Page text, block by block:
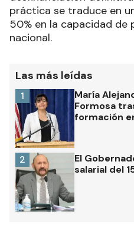
práctica se traduce en
50% en la capacidad de
nacional.
Las más leídas
María
Formosa
formación
1
El
salarial del
2